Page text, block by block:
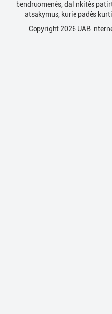
bendruomenės, dalinkitės
atsakymus, kurie padės
Copyright 2026 UAB